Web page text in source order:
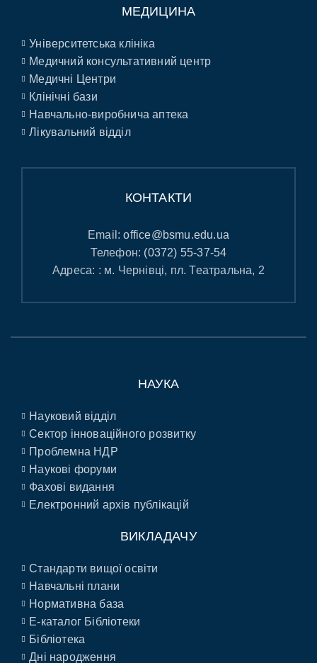
МЕДИЦИНА
Університетська клініка
Медичний консультативний центр
Медичні Центри
Клінічні бази
Навчально-виробнича аптека
Лікувальний відділ
КОНТАКТИ
Email:office@bsmu.edu.ua
Телефон: (0372) 55-37-54
Адреса: : м. Чернівці, пл. Театральна, 2
НАУКА
Науковий відділ
Сектор інноваційного розвитку
Проблемна НДР
Наукові форуми
Фахові видання
Електронний архів публікацій
ВИКЛАДАЧУ
Стандарти вищої освіти
Навчальні плани
Нормативна база
E-каталог Бібліотеки
Бібліотека
Дні народження